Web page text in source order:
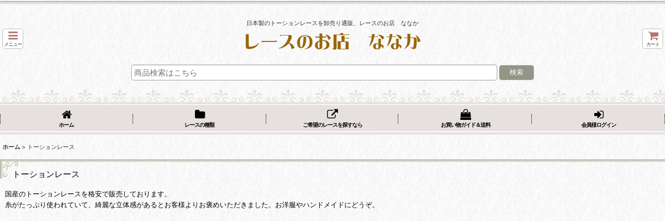
日本製のトーションレースを卸売り通販、レースのお店 ななか
メニュー カート
検索
ホーム レースの種類 ご希望のレースを探すなら お買い物ガイド＆送料 会員様ログイン
ホーム > トーションレース
トーションレース
国産のトーションレースを格安で販売しております。
糸がたっぷり使われていて、綺麗な立体感があるとお客様よりお褒めいただきました。お洋服やハンドメイドにどうぞ。